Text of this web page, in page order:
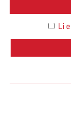
Li